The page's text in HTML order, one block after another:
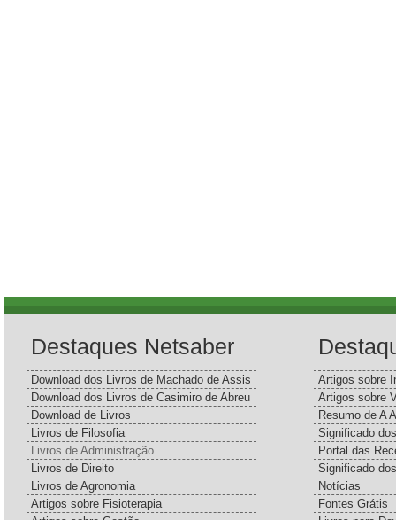
Destaques Netsaber
Download dos Livros de Machado de Assis
Download dos Livros de Casimiro de Abreu
Download de Livros
Livros de Filosofia
Livros de Administração
Livros de Direito
Livros de Agronomia
Artigos sobre Fisioterapia
Artigos sobre
Artigos sobre
Resumo de A
Significado
Portal das
Significado
Notícias
Fontes Grátis